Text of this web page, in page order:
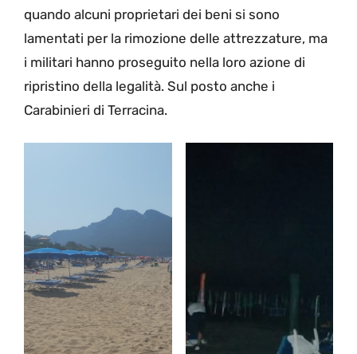
quando alcuni proprietari dei beni si sono
lamentati per la rimozione delle attrezzature, ma
i militari hanno proseguito nella loro azione di
ripristino della legalità. Sul posto anche i
Carabinieri di Terracina.